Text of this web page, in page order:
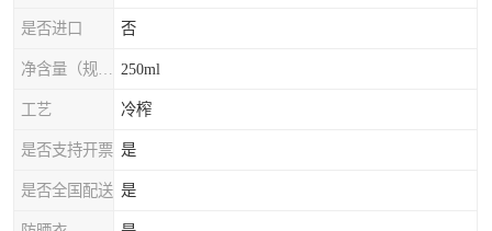
是否进口 否
250ml
工艺 冷榨
是否支持开票 是
是否全国配送 是